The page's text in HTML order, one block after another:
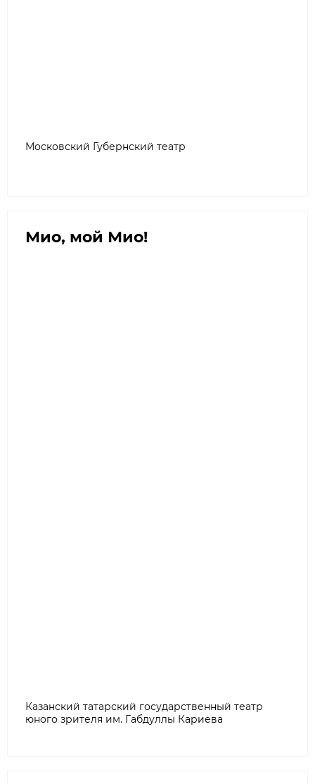
Московский Губернский театр
Мио, мой Мио!
Казанский татарский государственный театр
юного зрителя им. Габдуллы Кариева